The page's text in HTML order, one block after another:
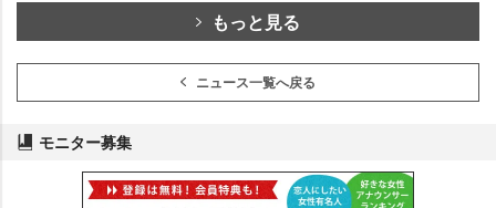
もっと見る
ニュース一覧へ戻る
モニター募集